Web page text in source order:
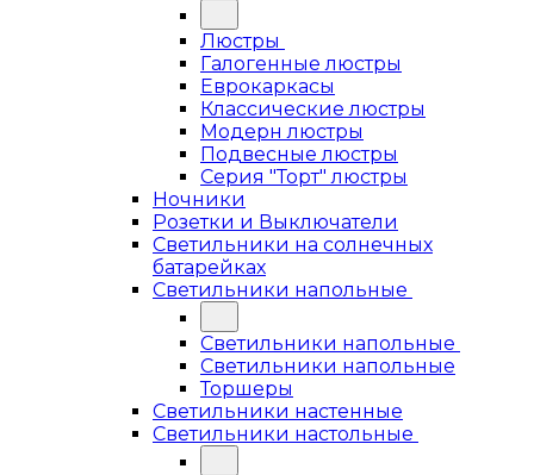
Люстры
Галогенные люстры
Еврокаркасы
Классические люстры
Модерн люстры
Подвесные люстры
Серия "Торт" люстры
Ночники
Розетки и Выключатели
Светильники на солнечных
батарейках
Светильники напольные
Светильники напольные
Светильники напольные
Торшеры
Светильники настенные
Светильники настольные